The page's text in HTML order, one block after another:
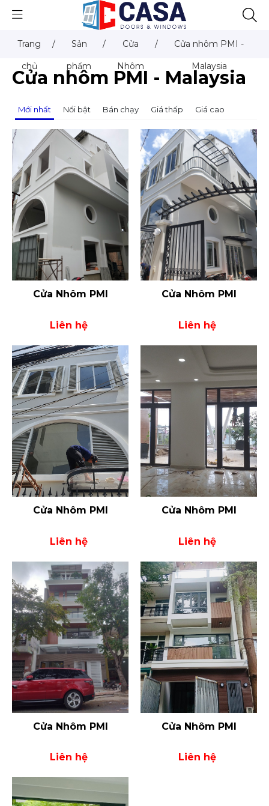
Trang
chủ
/ Sản
phẩm
/ Cửa
Nhôm
/ Cửa nhôm PMI -
Malaysia
Cửa nhôm PMI - Malaysia
Mới nhất Nổi bật Bán chạy Giá thấp Giá cao
Cửa Nhôm PMI
Liên hệ
Cửa Nhôm PMI
Liên hệ
Cửa Nhôm PMI
Liên hệ
Cửa Nhôm PMI
Liên hệ
Cửa Nhôm PMI
Liên hệ
Cửa Nhôm PMI
Liên hệ